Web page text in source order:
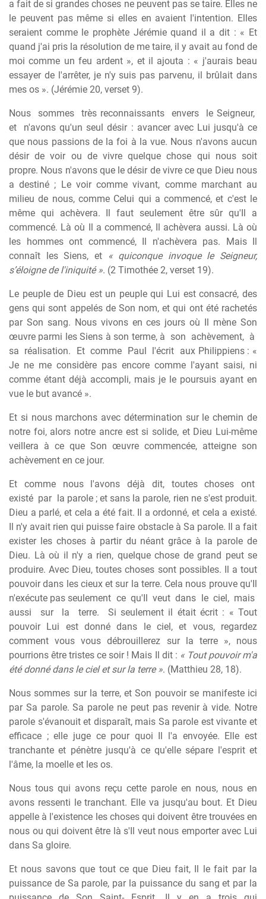
a fait de si grandes choses ne peuvent pas se taire. Elles ne
le peuvent pas même si elles en avaient l'intention. Elles
seraient comme le prophète Jérémie quand il a dit : « Et
quand j'ai pris la résolution de me taire, il y avait au fond de
moi comme un feu ardent », et il ajouta : « j'aurais beau
essayer de l'arrêter, je n'y suis pas parvenu, il brûlait dans
mes os ». (Jérémie 20, verset 9).
Nous sommes très reconnaissants envers
le Seigneur,
et
n'avons qu'un seul désir : avancer avec Lui jusqu'à ce
que nous passions de la foi à la vue. Nous n'avons aucun
désir de voir ou de vivre quelque chose qui nous soit
propre. Nous n'avons que le désir de vivre ce que Dieu nous
a destiné ; Le voir comme vivant, comme marchant au
milieu de nous, comme Celui qui a commencé, et c'est le
même qui achèvera. Il faut seulement être sûr qu'Il a
commencé. Là où Il a commencé, Il achèvera aussi. Là où
les hommes ont commencé, Il n'achèvera pas. Mais Il
connaît les Siens, et
« quiconque invoque le Seigneur,
s’éloigne de l'iniquité ». (2 Timothée 2, verset 19).
Le peuple de Dieu est un peuple qui Lui est consacré, des
gens qui sont appelés de Son nom, et qui ont été rachetés
par Son sang. Nous vivons en ces jours où Il mène Son
œuvre parmi les Siens à son terme, à son achèvement, à
sa réalisation. Et comme Paul l'écrit aux Philippiens : «
Je ne me considère pas encore comme l'ayant saisi, ni
comme étant déjà accompli, mais je le poursuis ayant en
vue le but avancé ».
Et si nous marchons avec détermination sur le chemin de
notre foi, alors notre ancre est si solide, et Dieu Lui-même
veillera à ce que Son œuvre commencée, atteigne son
achèvement en ce jour.
Et comme nous l'avons déjà dit, toutes choses
ont
existé par la parole ; et sans la parole, rien ne s'est produit.
Dieu a parlé, et cela a été fait. Il a ordonné, et cela a existé.
Il n'y avait rien qui puisse faire obstacle à Sa parole. Il a fait
exister les choses à partir du néant grâce à la parole de
Dieu. Là où il n'y a rien, quelque chose de grand peut se
produire. Avec Dieu, toutes choses sont possibles. Il a tout
pouvoir dans les cieux et sur la terre. Cela nous prouve qu'Il
n'exécute pas seulement ce qu'Il veut dans le ciel, mais
aussi
sur la terre.
Si seulement il était écrit : « Tout
pouvoir Lui est donné dans le ciel, et vous, regardez
comment vous vous débrouillerez sur la terre », nous
pourrions être tristes ce soir ! Mais Il dit : « Tout pouvoir m'a
été donné dans le ciel et sur la terre ». (Matthieu 28, 18).
Nous sommes sur la terre, et Son pouvoir se manifeste ici
par Sa parole. Sa parole ne peut pas revenir à vide. Notre
parole s'évanouit et disparaît, mais Sa parole est vivante et
efficace ; elle juge ce pour quoi Il l'a envoyée. Elle est
tranchante et pénètre jusqu'à ce qu'elle sépare l'esprit et
l'âme, la moelle et les os.
Nous tous qui avons reçu cette parole en nous, nous en
avons ressenti le tranchant. Elle va jusqu'au bout. Et Dieu
appelle à l'existence les choses qui doivent être trouvées en
nous ou qui doivent être là s'Il veut nous emporter avec Lui
dans Sa gloire.
Et nous savons que tout ce que Dieu fait, Il le fait par la
puissance de Sa parole, par la puissance du sang et par la